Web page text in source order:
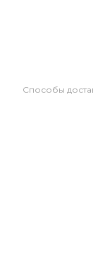
Способы